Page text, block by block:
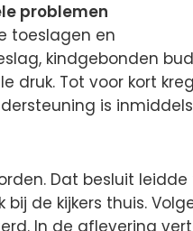
problemen
toeslagen en
kindgebonden
druk. Tot voor kort
is inmiddels
Dat besluit
de kijkers thuis.
In de aflevering